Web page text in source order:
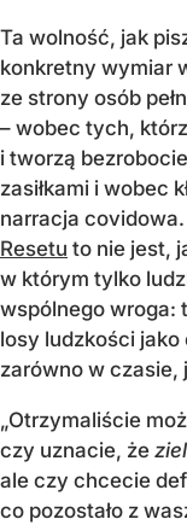
Ta wolność, jak
konkretny wymiar
ze strony osób
– wobec tych,
i tworzą
zasiłkami i wobec
narracja
Resetu to nie jest,
w którym tylko
wspólnego wroga:
losy ludzkości jako
zarówno w czasie,
„Otrzymaliście
czy uznacie, że
ale czy chcecie
co pozostało z